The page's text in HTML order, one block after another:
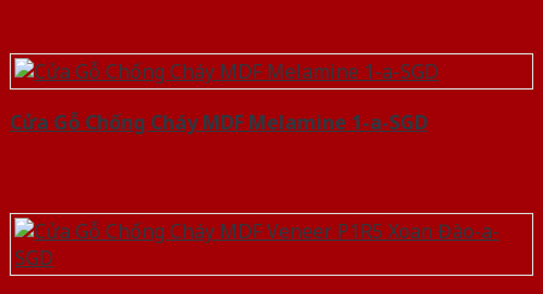
Cửa Gỗ Chống Cháy MDF Melamine 1-a-SGD